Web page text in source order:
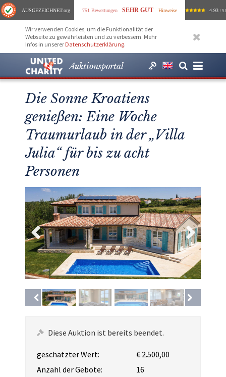
AUSGEZEICHNET.org 751 Bewertungen SEHR GUT Hinweise 4.93 /
Wir verwenden Cookies, um die Funktionalität der
Webseite zu gewährleisten und zu verbessern. Mehr
Infos in unserer Datenschutzerklärung.
Auktionsportal
Die Sonne Kroatiens
genießen: Eine Woche
Traumurlaub in der „Villa
Julia“ für bis zu acht
Personen
Diese Auktion ist bereits beendet.
geschätzter Wert:
€ 2.500,00
Anzahl der Gebote:
16